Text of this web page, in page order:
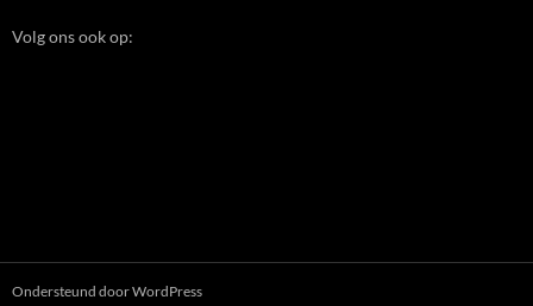
Volg ons ook op:
Ondersteund door WordPress